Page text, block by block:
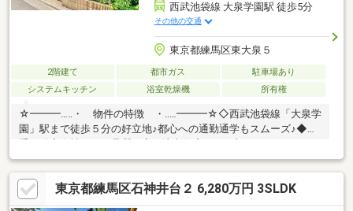
西武池袋線 大泉学園駅 徒歩5分
その他の交通
東京都練馬区東大泉５
2階建て 都市ガス
駐車場あり
システムキッチン
浴室乾燥機 所有権
☆━━━…‥・ 物件の特徴 ・‥…━━━☆◇西武池袋線「大泉学
園」駅まで徒歩５分の好立地♪都心への通勤通学もスムーズ♪◆大
感じる佇まい♪◇部屋数豊富な５ＬＤＫの間取りに、趣味を存分
に楽しめるホビールーム完備♪◆低層住居専用地域の閑静な住宅
街に位置し、公園や小学校も身近な環境♪☆━━━…‥・
━☆━ ・‥…━━━☆【豊富な未公開物件情報】板橋区大山に
東京都練馬区石神井台２ 6,280万円 3SLDK